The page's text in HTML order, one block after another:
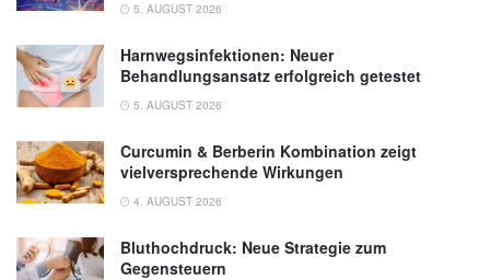
5. AUGUST 2026
Harnwegsinfektionen: Neuer
Behandlungsansatz erfolgreich getestet
5. AUGUST 2026
Curcumin & Berberin Kombination zeigt
vielversprechende Wirkungen
4. AUGUST 2026
Bluthochdruck: Neue Strategie zum
Gegensteuern